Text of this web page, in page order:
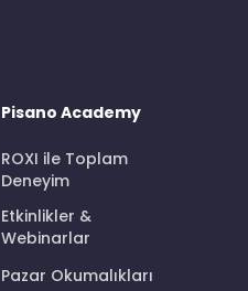
Pisano Academy
ROXI ile Toplam
Deneyim
Etkinlikler &
Webinarlar
Pazar Okumalıkları